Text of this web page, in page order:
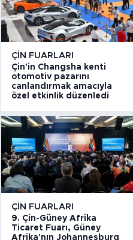
ÇIN FUARLARI
Çin'in Changsha kenti
otomotiv pazarını
canlandırmak amacıyla
özel etkinlik düzenledi
ÇIN FUARLARI
9. Çin-Güney Afrika
Ticaret Fuarı, Güney
Afrika'nın Johannesburg